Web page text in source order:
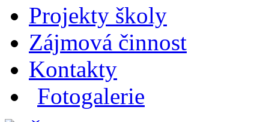
Projekty školy
Zájmová činnost
Kontakty
Fotogalerie